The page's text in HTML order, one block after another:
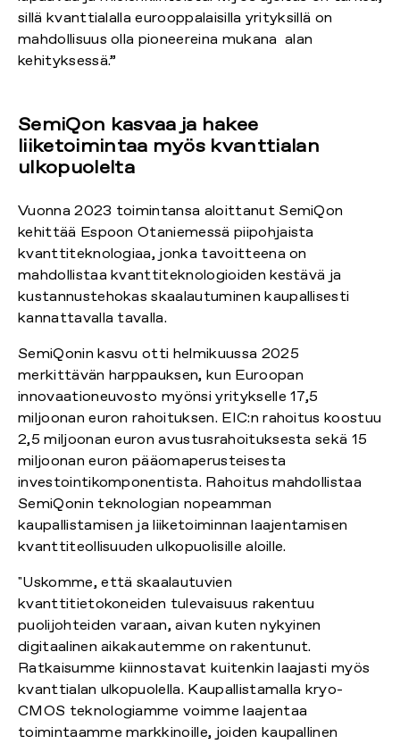
sillä kvanttialalla eurooppalaisilla yrityksillä on
mahdollisuus olla pioneereina mukana alan
kehityksessä.”
SemiQon kasvaa ja hakee
liiketoimintaa myös kvanttialan
ulkopuolelta
Vuonna 2023 toimintansa aloittanut SemiQon
kehittää Espoon Otaniemessä piipohjaista
kvanttiteknologiaa, jonka tavoitteena on
mahdollistaa kvanttiteknologioiden kestävä ja
kustannustehokas skaalautuminen kaupallisesti
kannattavalla tavalla.
SemiQonin kasvu otti helmikuussa 2025
merkittävän harppauksen, kun Euroopan
innovaationeuvosto myönsi yritykselle 17,5
miljoonan euron rahoituksen. EIC:n rahoitus koostuu
2,5 miljoonan euron avustusrahoituksesta sekä 15
miljoonan euron pääomaperusteisesta
investointikomponentista. Rahoitus mahdollistaa
SemiQonin teknologian nopeamman
kaupallistamisen ja liiketoiminnan laajentamisen
kvanttiteollisuuden ulkopuolisille aloille.
"Uskomme, että skaalautuvien
kvanttitietokoneiden tulevaisuus rakentuu
puolijohteiden varaan, aivan kuten nykyinen
digitaalinen aikakautemme on rakentunut.
Ratkaisumme kiinnostavat kuitenkin laajasti myös
kvanttialan ulkopuolella. Kaupallistamalla kryo-
CMOS teknologiamme voimme laajentaa
toimintaamme markkinoille, joiden kaupallinen